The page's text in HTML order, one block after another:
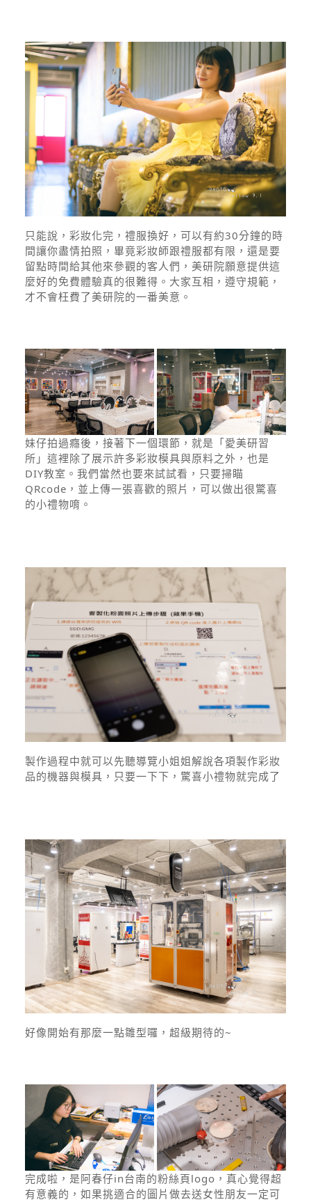
只能說，彩妝化完，禮服換好，可以有約30分鐘的時
間讓你盡情拍照，畢竟彩妝師跟禮服都有限，還是要
留點時間給其他來參觀的客人們，美研院願意提供這
麼好的免費體驗真的很難得。大家互相，遵守規範，
才不會枉費了美研院的一番美意。
妹仔拍過癮後，接著下一個環節，就是「愛美研習
所」這裡除了展示許多彩妝模具與原料之外，也是
DIY教室。我們當然也要來試試看，只要掃瞄
QRcode，並上傳一張喜歡的照片，可以做出很驚喜
的小禮物唷。
製作過程中就可以先聽導覽小姐姐解說各項製作彩妝
品的機器與模具，只要一下下，驚喜小禮物就完成了
好像開始有那麼一點雛型囉，超級期待的~
完成啦，是阿春仔in台南的粉絲頁logo，真心覺得超
有意義的，如果挑適合的圖片做去送女性朋友一定可